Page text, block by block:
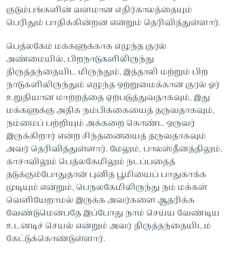
குடும்பங்களின் வளமான எதிர்காலத்தையும்
பெரிதும் பாதிக்கின்றன என்றும் தெரிவித்துள்ளார்.
பெத்லகேம் மக்களுக்காக எழுந்த குரல்
அண்மையில், பிறநாடுகளிலிருந்து
திருத்தந்தையிட மிருந்தும், இத்தாலி மற்றும் பிற
நாடுகளிலிருந்தும் எழுந்த ஒற்றுமைக்கான குரல் ஓர்
உறுதியான மாற்றத்தை ஏற்படுத்துவதாகவும், இது
மக்களுக்கு அதிக நம்பிக்கையைத் தருவதாகவும்,
நம்மைப் பற்றியும் அக்கறை கொண்ட ஒருவர்
இருக்கிறார் என்ற சிந்தனையைத் தருவதாகவும்
அவர் தெரிவித்துள்ளார். மேலும், பாலஸ்தீனத்திலும்,
காசாவிலும் பெத்லகேமிலும் நடப்பதைத்
தடுக்கும்போதுதான் புனித பூமியைப் பாதுகாக்க
முடியும் என்றும், பெநலகேமிலிருந்து நம் மக்கள்
வெளியேறாமல் இருக்க அவர்களை ஆதரிக்க
வேண்டுமென்பதே இப்போது நாம் செய்ய வேண்டிய
உடனடிச் செயல் என்றும் அவர் திருத்தந்தையிடம்
கேட்டுக்கொண்டுள்ளார்.